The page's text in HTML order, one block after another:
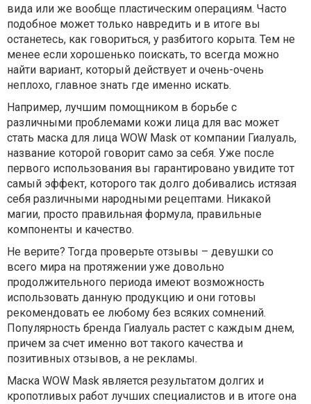
вида или же вообще пластическим операциям. Часто
подобное может только навредить и в итоге вы
останетесь, как говориться, у разбитого корыта. Тем не
менее если хорошенько поискать, то всегда можно
найти вариант, который действует и очень-очень
неплохо, главное знать где именно искать.
Например, лучшим помощником в борьбе с
различными проблемами кожи лица для вас может
стать маска для лица WOW Mask от компании Гиалуаль,
название которой говорит само за себя. Уже после
первого использования вы гарантировано увидите тот
самый эффект, которого так долго добивались истязая
себя различными народными рецептами. Никакой
магии, просто правильная формула, правильные
компоненты и качество.
Не верите? Тогда проверьте отзывы – девушки со
всего мира на протяжении уже довольно
продолжительного периода имеют возможность
использовать данную продукцию и они готовы
рекомендовать ее любому без всяких сомнений.
Популярность бренда Гиалуаль растет с каждым днем,
причем за счет именно вот такого качества и
позитивных отзывов, а не рекламы.
Маска WOW Mask является результатом долгих и
кропотливых работ лучших специалистов и в итоге она